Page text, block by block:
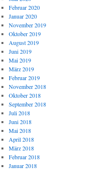
Februar 2020
Januar 2020
November 2019
Oktober 2019
August 2019
Juni 2019
Mai 2019
März 2019
Februar 2019
November 2018
Oktober 2018
September 2018
Juli 2018
Juni 2018
Mai 2018
April 2018
März 2018
Februar 2018
Januar 2018